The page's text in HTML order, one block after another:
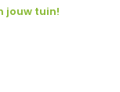
jouw tuin!